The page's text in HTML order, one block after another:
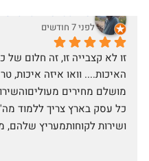
Shahaf Bendarker
לפני 7 חודשים
מושלם מחירים
ושירות לקוחותמעריץ שלהם,